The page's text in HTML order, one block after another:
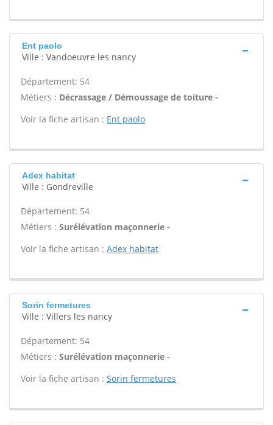
Ent paolo
Ville : Vandoeuvre les nancy
Département: 54
Métiers : Décrassage / Démoussage de toiture -
Voir la fiche artisan : Ent paolo
Adex habitat
Ville : Gondreville
Département: 54
Métiers : Surélévation maçonnerie -
Voir la fiche artisan : Adex habitat
Sorin fermetures
Ville : Villers les nancy
Département: 54
Métiers : Surélévation maçonnerie -
Voir la fiche artisan : Sorin fermetures